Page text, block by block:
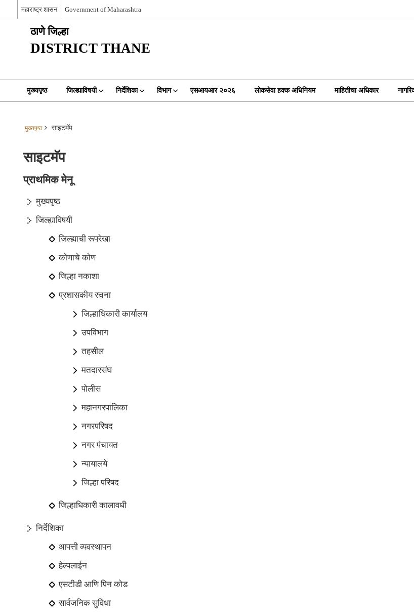
महाराष्ट्र शासन Government of Maharashtra
ठाणे जिल्हा
DISTRICT THANE
मुख्यपृष्ठ जिल्ह्याविषयी निर्देशिका विभाग एसआयआर २०२६ लोकसेवा हक्क अधिनियम माहितीचा अधिकार
मुख्यपृष्ठ साइटमॅप
साइटमॅप
प्राथमिक मेनू
मुख्यपृष्ठ
जिल्ह्याविषयी
जिल्ह्याची रूपरेखा
कोणाचे कोण
जिल्हा नकाशा
प्रशासकीय रचना
जिल्हाधिकारी कार्यालय
उपविभाग
तहसील
मतदारसंघ
पोलीस
महानगरपालिका
नगरपरिषद
नगर पंचायत
न्यायालये
जिल्हा परिषद
जिल्हाधिकारी कालावधी
निर्देशिका
आपत्ती व्यवस्थापन
हेल्पलाईन
एसटीडी आणि पिन कोड
सार्वजनिक सुविधा